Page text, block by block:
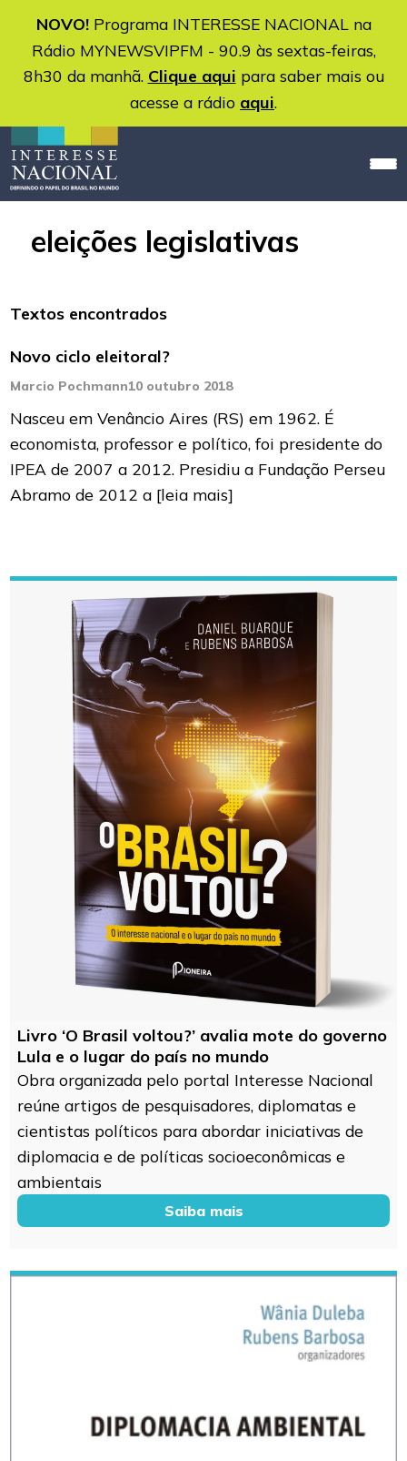
NOVO!Programa INTERESSE NACIONAL na
Rádio MYNEWSVIPFM - 90.9 às sextas-feiras,
8h30 da manhã. Clique aqui para saber mais ou
acesse a rádio aqui.
eleições legislativas
Textos encontrados
Novo ciclo eleitoral?
Marcio Pochmann10 outubro 2018
Nasceu em Venâncio Aires (RS) em 1962. É
economista, professor e político, foi presidente do
IPEA de 2007 a 2012. Presidiu a Fundação Perseu
Abramo de 2012 a [leia mais]
Livro ‘O Brasil voltou?’ avalia mote do governo
Lula e o lugar do país no mundo
Obra organizada pelo portal Interesse Nacional
reúne artigos de pesquisadores, diplomatas e
cientistas políticos para abordar iniciativas de
diplomacia e de políticas socioeconômicas e
ambientais
Saiba mais